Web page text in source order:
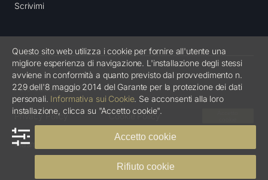
Questo sito web utilizza i cookie per fornire all'utente una
migliore esperienza di navigazione. L'installazione degli stessi
avviene in conformità a quanto previsto dal provvedimento n.
229 dell'8 maggio 2014 del Garante per la protezione dei dati
personali. Informativa sui Cookie. Se acconsenti alla loro
installazione, clicca su "Accetto cookie".
Accetto cookie
Rifiuto cookie
Scrivimi
Pino Coduti ©2026
Privacy Policy Cookie Policy
Plasmato con l’